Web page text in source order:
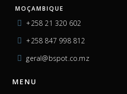
MOÇAMBIQUE
+258 21 320 602
+258 847 998 812
geral@bspot.co.mz
MENU